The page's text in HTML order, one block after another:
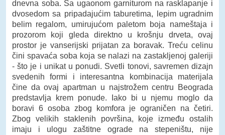
dnevna soba. Sa ugaonom garniturom na rasklapanje i
dvosedom sa pripadajućim taburetima, lepim ugradnim
belim regalom, umirujućom paletom boja nameštaja i
prozorom koji gleda direktno u krošnju drveta, ovaj
prostor je vanserijski prijatan za boravak. Treću celinu
čini spavaća soba koja se nalazi na zastakljenoj galeriji
- što je i unikat u ponudi. Svetli tonovi, savremen dizajn
svedenih formi i interesantna kombinacija materijala
čine da ovaj apartman u najstrožem centru Beograda
predstavlja krem ponude. Iako bi u njemu moglo da
boravi 6 osoba zbog komfora je ograničen na četiri.
Zbog velikih staklenih površina, koje između ostalih
imaju i ulogu zaštitne ograde na stepeništu, nije